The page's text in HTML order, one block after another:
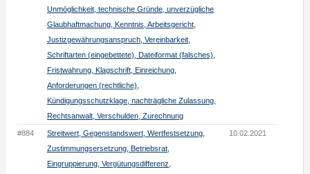
Unmöglichkeit, technische Gründe, unverzügliche
Glaubhaftmachung, Kenntnis, Arbeitsgericht,
Justizgewährungsanspruch, Vereinbarkeit,
Schriftarten (eingebettete), Dateiformat (falsches),
Fristwahrung, Klagschrift, Einreichung,
Anforderungen (rechtliche),
Kündigungsschutzklage, nachträgliche Zulassung,
Rechtsanwalt, Verschulden, Zurechnung
#884
Streitwert, Gegenstandswert, Wertfestsetzung,
Zustimmungsersetzung, Betriebsrat,
Eingruppierung, Vergütungsdifferenz,
10.02.2021